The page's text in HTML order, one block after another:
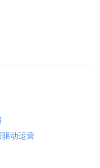
动运营